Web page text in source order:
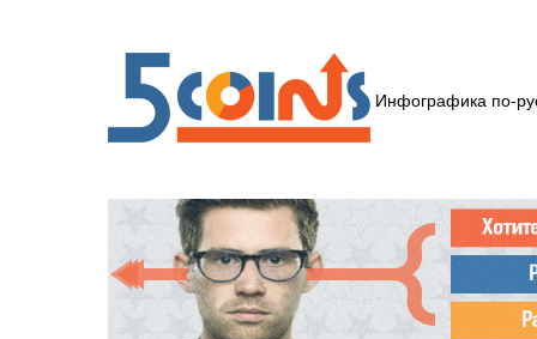
Инфографика по-